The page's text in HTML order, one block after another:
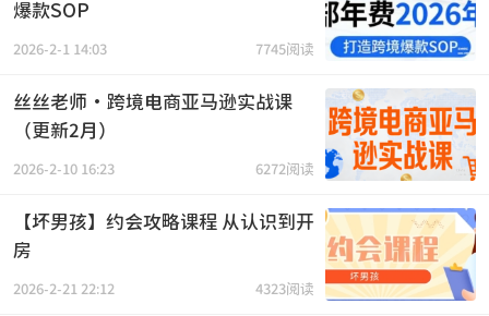
爆款SOP
7745阅读
2026-2-1 14:03
丝丝老师·跨境电商亚马逊实战课
（更新2月）
6272阅读
2026-2-10 16:23
【坏男孩】约会攻略课程 从认识到开
房
4323阅读
2026-2-21 22:12